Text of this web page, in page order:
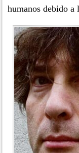
humanos debido a